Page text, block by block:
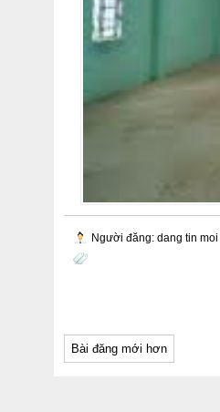
Người đăng: dang tin moi
Bài đăng mới hơn